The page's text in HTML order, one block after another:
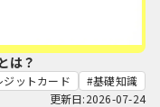
は？
ジットカード
基礎知識
更新日:2026-07-24